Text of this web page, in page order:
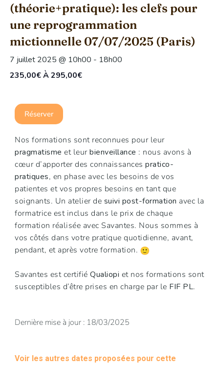
(théorie+pratique): les clefs pour
une reprogrammation
mictionnelle 07/07/2025 (Paris)
7 juillet 2025 @ 10h00 - 18h00
235,00€ À 295,00€
Réserver
Nos formations sont reconnues pour leur
pragmatisme et leurbienveillance : nous avons à
cœur d’apporter des connaissances pratico-
pratiques, en phase avec les besoins de vos
patientes et vos propres besoins en tant que
soignants. Un atelier de suivi post-formation avec la
formatrice est inclus dans le prix de chaque
formation réalisée avec Savantes. Nous sommes à
vos côtés dans votre pratique quotidienne, avant,
pendant, et après votre formation.
Savantes est certifié Qualiopi et nos formations sont
susceptibles d’être prises en charge par le FIF PL.
Dernière mise à jour : 18/03/2025
Voir les autres dates proposées pour cette